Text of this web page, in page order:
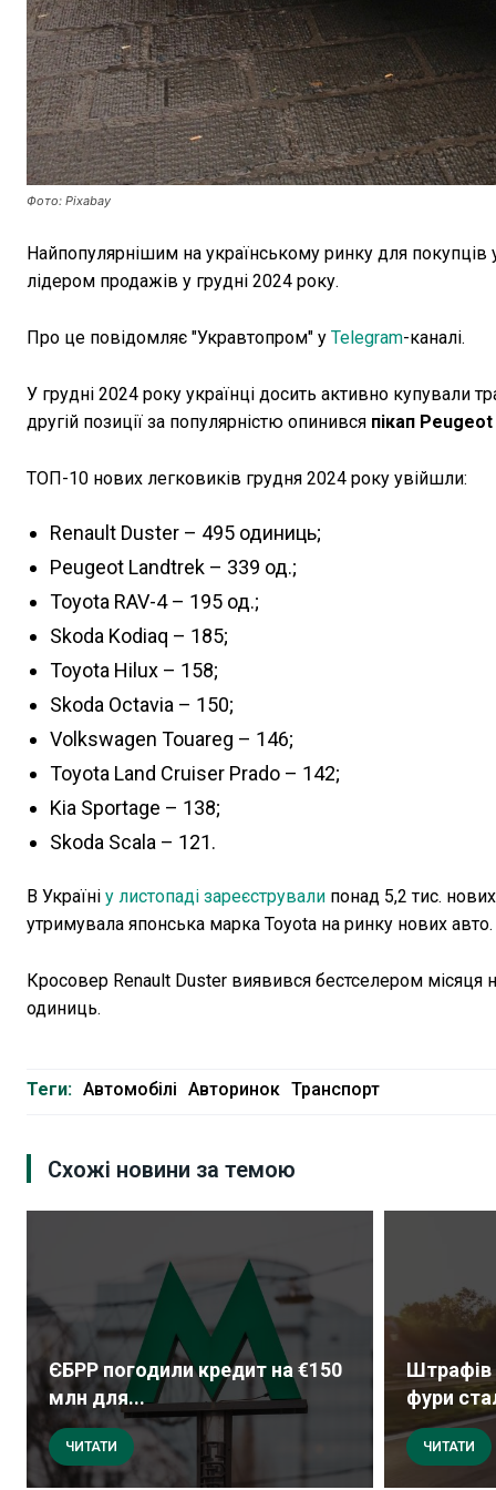
Фото: Pixabay
Найпопулярнішим на українському ринку для покупців
лідером продажів у грудні 2024 року.
Про це повідомляє "Укравтопром" у Telegram-каналі.
У грудні 2024 року українці досить активно купували
другій позиції за популярністю опинився пікап
ТОП-10 нових легковиків грудня 2024 року увійшли:
Renault Duster – 495 одиниць;
Peugeot Landtrek – 339 од.;
Toyota RAV-4 – 195 од.;
Skoda Kodiaq – 185;
Toyota Hilux – 158;
Skoda Octavia – 150;
Volkswagen Touareg – 146;
Toyota Land Cruiser Prado – 142;
Kia Sportage – 138;
Skoda Scala – 121.
В Україні у листопаді зареєстрували понад 5,2 тис.
утримувала японська марка Toyota на ринку нових авто.
Кросовер Renault Duster виявився бестселером місяця
одиниць.
Теги: Автомобілі Авторинок Транспорт
Схожі новини за темою
ЄБРР погодили кредит на €150
млн для...
ЧИТАТИ
Штрафів
фури
ЧИТАТИ